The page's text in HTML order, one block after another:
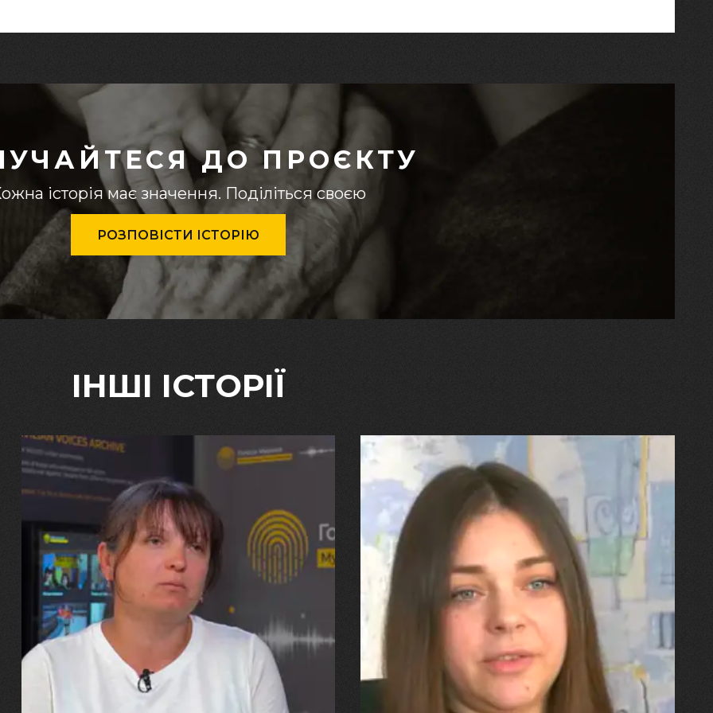
ДО ПРОЄКТУ
історія має значення. Поділіться своєю
РОЗПОВІСТИ ІСТОРІЮ
ІНШІ ІСТОРІЇ
29.07.2026
Марина, Ваїд та Аміна Харченко
"Попри всі втрати, ми не
зламалися: тепер я бачу
27.07.2026
"Я перенесла 11 операцій, та
плакала від фантомного